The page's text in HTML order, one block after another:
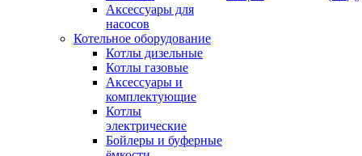
Аксессуары для
насосов
Котельное оборудование
Котлы дизельные
Котлы газовые
Аксессуары и
комплектующие
Котлы
электрические
Бойлеры и буферные